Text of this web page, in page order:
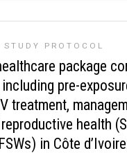
STUDY PROTOCOL
package
pre-
treatment,
health
in Côte